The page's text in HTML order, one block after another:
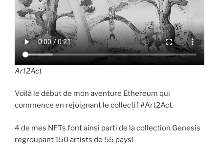
Art2Act
Voilà le début de mon aventure Ethereum qui
commence en rejoignant le collectif #Art2Act.
4 de mes NFTs font ainsi parti de la collection Genesis
regroupant 150 artists de 55 pays!